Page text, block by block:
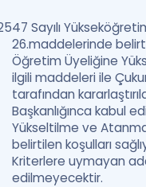
Sayılı
26.maddelerinde
Öğretim Üyeliğine
ilgili maddeleri ile
tarafından
Başkanlığınca kabul
Yükseltilme ve
belirtilen koşulları
Kriterlere uymayan
edilmeyecektir.